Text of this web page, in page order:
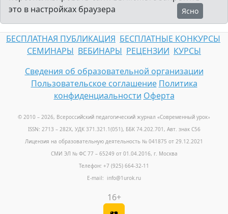
это в настройках браузера
Ясно
БЕСПЛАТНАЯ ПУБЛИКАЦИЯ БЕСПЛАТНЫЕ КОНКУРСЫ
СЕМИНАРЫ ВЕБИНАРЫ РЕЦЕНЗИИ КУРСЫ
Сведения об образовательной организации
Пользовательское соглашение Политика
конфиденциальности Оферта
© 2010 – 2026, Всероссийский педагогический журнал «Современный урок»
ISSN: 2713 – 282X, УДК 371.321.1(051), ББК 74.202.701, Авт. знак С56
Лицензия на образовательную деятельность № 041875 от 29.12.2021
СМИ ЭЛ № ФС 77 – 65249 от 01.04.2016, г. Москва
Телефон: +7 (925) 664-32-11
E-mail: info@1urok.ru
16+